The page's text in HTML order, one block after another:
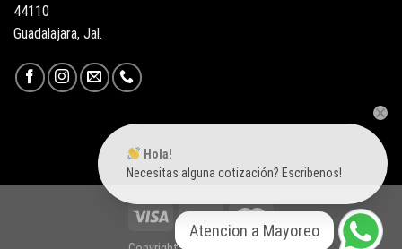
44110
Guadalajara, Jal.
Hola!
Necesitas alguna cotización? Escribenos!
Atencion a Mayoreo